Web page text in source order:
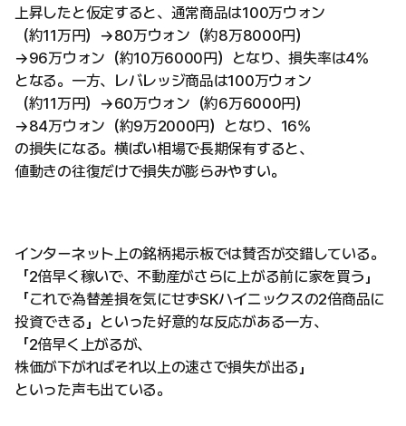
上昇したと仮定すると、通常商品は100万ウォン
（約11万円）→80万ウォン（約8万8000円）
→96万ウォン（約10万6000円）となり、損失率は4%
となる。一方、レバレッジ商品は100万ウォン
（約11万円）→60万ウォン（約6万6000円）
→84万ウォン（約9万2000円）となり、16%
の損失になる。横ばい相場で長期保有すると、
値動きの往復だけで損失が膨らみやすい。
インターネット上の銘柄掲示板では賛否が交錯している。
「2倍早く稼いで、不動産がさらに上がる前に家を買う」
「これで為替差損を気にせずSKハイニックスの2倍商品に
投資できる」といった好意的な反応がある一方、
「2倍早く上がるが、
株価が下がればそれ以上の速さで損失が出る」
といった声も出ている。